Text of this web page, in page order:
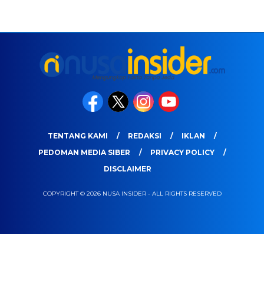
TENTANG KAMI REDAKSI
IKLAN
PEDOMAN MEDIA SIBER
PRIVACY POLICY
DISCLAIMER
COPYRIGHT © 2026 NUSA INSIDER - ALL RIGHTS RESERVED